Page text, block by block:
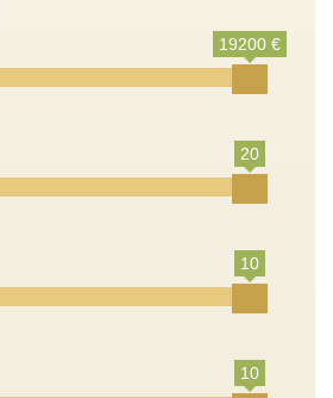
19200 €
20
10
10